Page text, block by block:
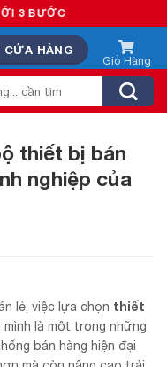
CỬA HÀNG
thiết bị bán
nghiệp của
lẻ, việc lựa chọn thiết
mình là một trong những
bán hàng hiện đại